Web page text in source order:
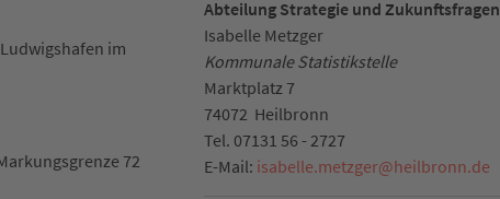
im
72
Abteilung Strategie und Zukunftsfragen
Isabelle Metzger
Kommunale Statistikstelle
Marktplatz 7
74072 Heilbronn
Tel. 07131 56 - 2727
E-Mail: isabelle.metzger@heilbronn.de